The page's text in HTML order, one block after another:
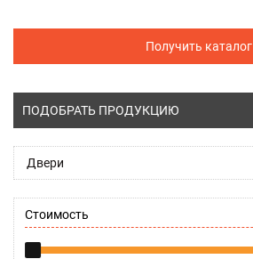
Получить каталог
ПОДОБРАТЬ ПРОДУКЦИЮ
Стоимость